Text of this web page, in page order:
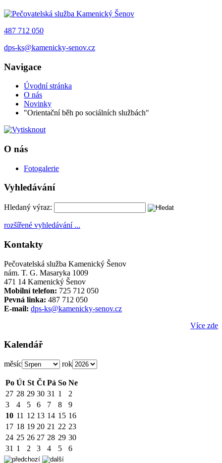
487 712 050
dps-ks@kamenicky-senov.cz
Navigace
Úvodní stránka
O nás
Novinky
"Orientační běh po sociálních službách"
O nás
Fotogalerie
Vyhledávání
Hledaný výraz:
rozšířené vyhledávání ...
Kontakty
Pečovatelská služba Kamenický Šenov
nám. T. G. Masaryka 1009
471 14 Kamenický Šenov
Mobilní telefon: 725 712 050
Pevná linka: 487 712 050
E-mail: dps-ks@kamenicky-senov.cz
Více zde
Kalendář
měsíc rok
Po Út St Čt Pá So Ne
27 28 29 30 31 1
2
3
4 5 6 7 8
9
10 11 12 13 14 15 16
17 18 19 20 21 22 23
24 25 26 27 28 29 30
31 1 2 3 4 5 6